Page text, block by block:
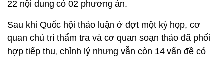
22 nội dung có 02 phương án.
Sau khi Quốc hội thảo luận ở đợt một kỳ họp, cơ
quan chủ trì thẩm tra và cơ quan soạn thảo đã phối
hợp tiếp thu, chỉnh lý nhưng vẫn còn 14 vấn đề có